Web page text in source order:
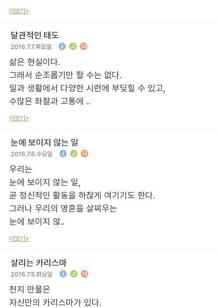
더보기>
달관적인 태도
2016.7.7.목요일
삶은 현실이다.
그래서 순조롭기만 할 수는 없다.
일과 생활에서 다양한 시련에 부딪힐 수 있고,
수많은 좌절과 고통에 ..
더보기>
눈에 보이지 않는 일
2016.7.6.수요일
우리는
눈에 보이지 않는 일,
곧 정신적인 활동을 하찮게 여기기도 한다.
그러나 우리의 영혼을 살찌우는
눈에 보이지 않..
더보기>
살리는 카리스마
2016.7.5.화요일
천지 만물은
자신만의 카리스마가 있다.